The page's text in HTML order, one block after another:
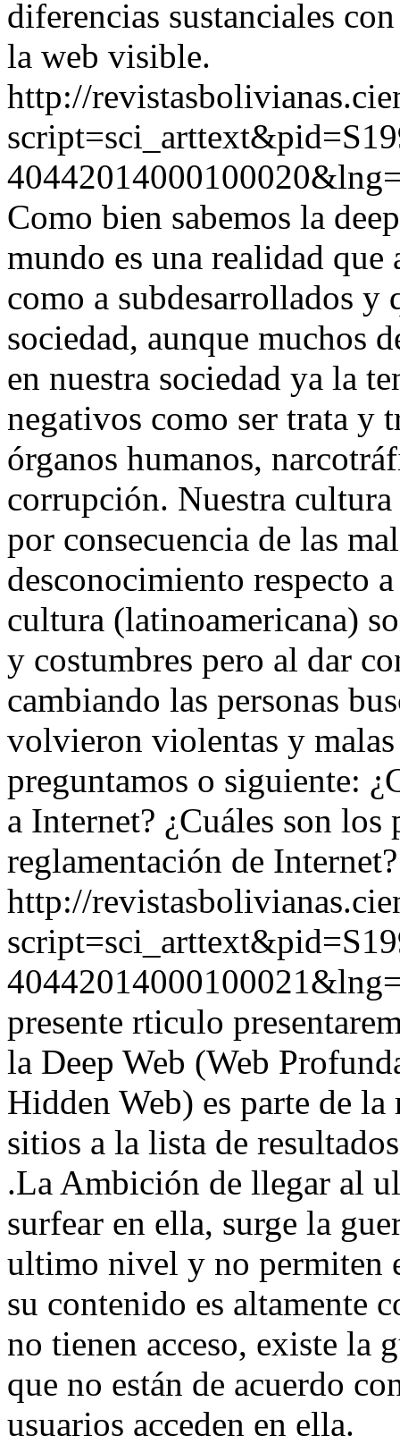
diferencias sustanciales
la web visible.
http://
Como bien sabemos la
mundo es una realidad que
como a subdesarrollados y
sociedad, aunque muchos
en nuestra sociedad ya la
negativos como ser trata y
órganos humanos,
corrupción. Nuestra cultura
por consecuencia de las
desconocimiento respecto
cultura (latinoamericana)
y costumbres pero al dar
cambiando las personas
volvieron violentas y
preguntamos o siguiente:
a Internet? ¿Cuáles son
reglamentación de
http://
presente rticulo
la Deep Web (Web
Hidden Web) es parte de
sitios a la lista de
.La Ambición de llegar al
surfear en ella, surge la
ultimo nivel y no permiten
su contenido es altamente
no tienen acceso, existe la
que no están de acuerdo
usuarios acceden en ella.